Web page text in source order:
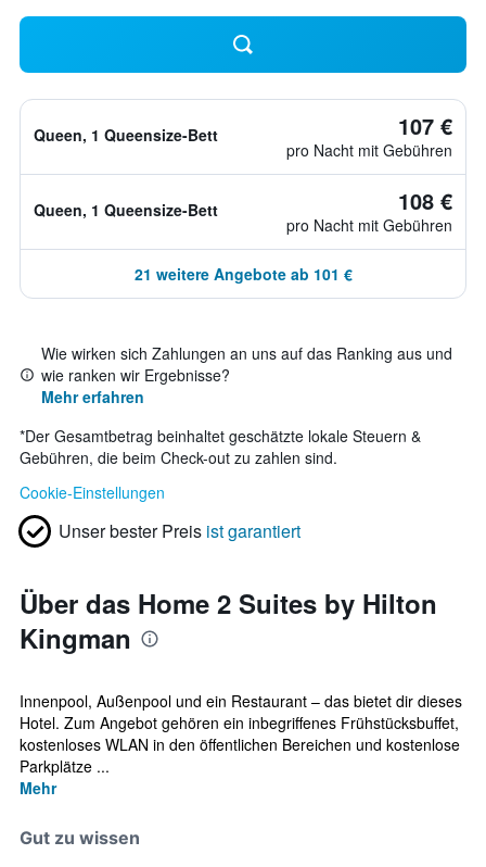
Queen, 1 Queensize-Bett 107 €
pro Nacht mit Gebühren
Queen, 1 Queensize-Bett 108 €
pro Nacht mit Gebühren
21 weitere Angebote ab 101 €
Wie wirken sich Zahlungen an uns auf das Ranking aus und
wie ranken wir Ergebnisse?
Mehr erfahren
*Der Gesamtbetrag beinhaltet geschätzte lokale Steuern &
Gebühren, die beim Check-out zu zahlen sind.
Cookie-Einstellungen
Unser bester Preis ist garantiert
Über das Home 2 Suites by Hilton
Kingman
Innenpool, Außenpool und ein Restaurant – das bietet dir dieses
Hotel. Zum Angebot gehören ein inbegriffenes Frühstücksbuffet,
kostenloses WLAN in den öffentlichen Bereichen und kostenlose
Parkplätze ...
Mehr
Gut zu wissen